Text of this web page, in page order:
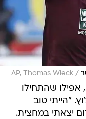
/
AP, Thomas Wieck
שהתחילו
"הייתי טוב
יצאתי במחצית.